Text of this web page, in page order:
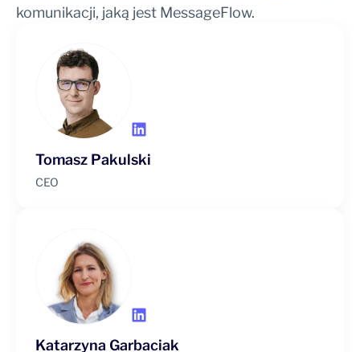
komunikacji, jaką jest MessageFlow.
Tomasz Pakulski
CEO
Katarzyna Garbaciak